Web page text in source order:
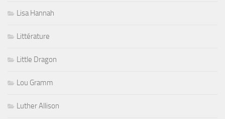
Lisa Hannah
Littérature
Little Dragon
Lou Gramm
Luther Allison